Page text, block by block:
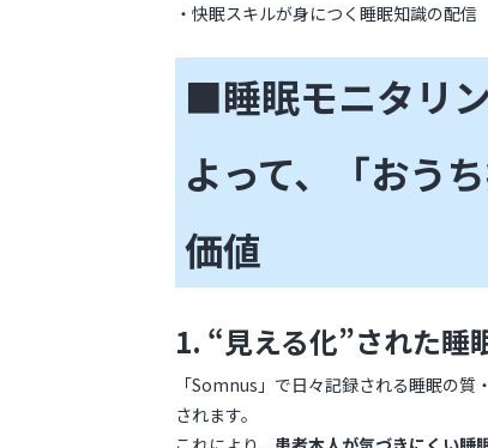
・快眠スキルが身につく睡眠知識の配信
■睡眠モニタリ
よって、「おう
価値
1. “見える化”された睡
「Somnus」で日々記録される睡眠の
されます。